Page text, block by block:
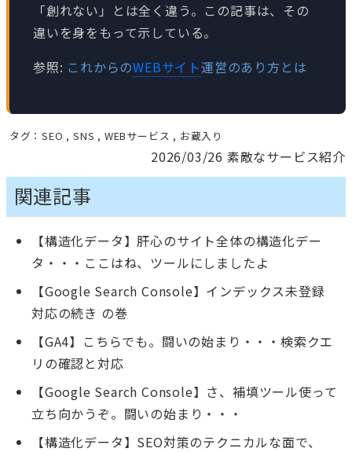
「創れない」とは全く違う。この記事は、その
違いを身をもって示している。
参照: これからのWEBサイト運営のあり方とは
タグ：SEO ,SNS , WEBサービス , お蔵入り
2026/03/26 素敵なサービス紹介
関連記事
【構造化データ】肝心のサイト全体の構造化デー
タ・・・ここはね、ツールにしましたよ
【Google Search Console】インデックス未登録
対応の続き の巻
【GA4】こちらでも。闘いの始まり・・・検索クエ
リの確認と対応
【Google Search Console】さ、補填ツール使って
立ち向かうぞ。闘いの始まり・・・
【構造化データ】SEO対策のテクニカルな面で、